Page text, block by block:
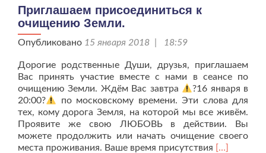
детских
Сутей!
Приглашаем присоединиться к
очищению Земли.
Опубликовано 15 января 2018 | 18:59
Дорогие родственные Души, друзья, приглашаем
Вас принять участие вместе с нами в сеансе по
очищению Земли. Ждём Вас завтра
?16 января в
20:00?
по московскому времени. Эти слова для
тех, кому дорога Земля, на которой мы все живём.
Проявите же свою ЛЮБОВЬ в действии. Вы
можете продолжить или начать очищение своего
места проживания. Ваше время присутствия Читать
[…]